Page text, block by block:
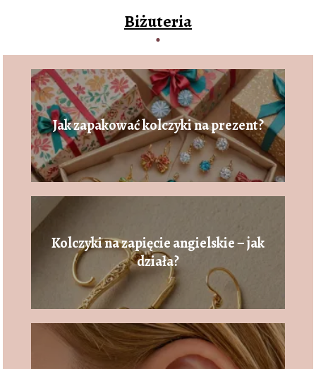
Biżuteria
Jak zapakować kolczyki na prezent?
Kolczyki na zapięcie angielskie – jak
działa?